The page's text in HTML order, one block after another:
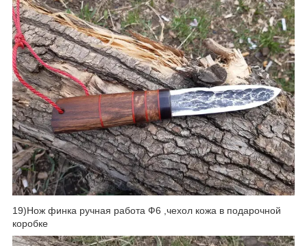
19)Нож финка ручная работа Ф6 ,чехол кожа в подарочной
коробке